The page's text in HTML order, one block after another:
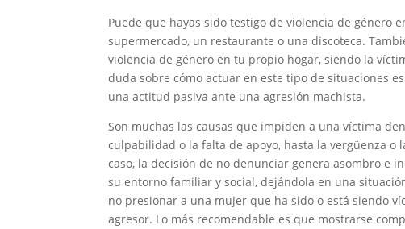
Puede que hayas sido testigo de violencia de género
supermercado, un restaurante o una discoteca.
violencia de género en tu propio hogar, siendo la
duda sobre cómo actuar en este tipo de situaciones
una actitud pasiva ante una agresión machista.
Son muchas las causas que impiden a una víctima
culpabilidad o la falta de apoyo, hasta la vergüenza o
caso, la decisión de no denunciar genera asombro e
su entorno familiar y social, dejándola en una
no presionar a una mujer que ha sido o está siendo
agresor. Lo más recomendable es que mostrarse